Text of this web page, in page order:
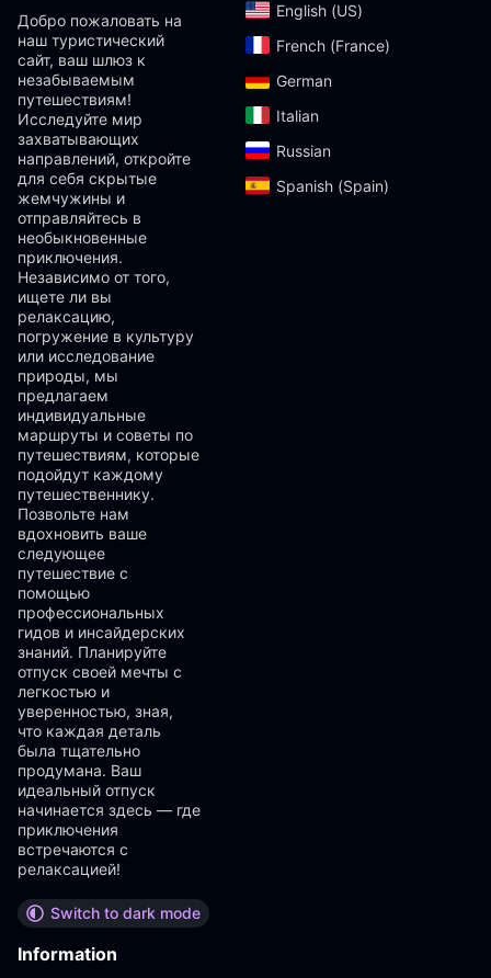
Добро пожаловать на
наш туристический
сайт, ваш шлюз к
незабываемым
путешествиям!
Исследуйте мир
захватывающих
направлений, откройте
для себя скрытые
жемчужины и
отправляйтесь в
необыкновенные
приключения.
Независимо от того,
ищете ли вы
релаксацию,
погружение в культуру
или исследование
природы, мы
предлагаем
индивидуальные
маршруты и советы по
путешествиям, которые
подойдут каждому
путешественнику.
Позвольте нам
вдохновить ваше
следующее
путешествие с
помощью
профессиональных
гидов и инсайдерских
знаний. Планируйте
отпуск своей мечты с
легкостью и
уверенностью, зная,
что каждая деталь
была тщательно
продумана. Ваш
идеальный отпуск
начинается здесь — где
приключения
встречаются с
релаксацией!
Switch to dark mode
English (US)‎
French (France)‎
German‎
Italian‎
Russian‎
Spanish (Spain)‎
Information